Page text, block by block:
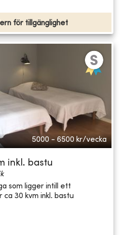
för tillgänglighet
5000 - 6500 kr/vecka
inkl. bastu
som ligger intill ett
ca 30 kvm inkl. bastu